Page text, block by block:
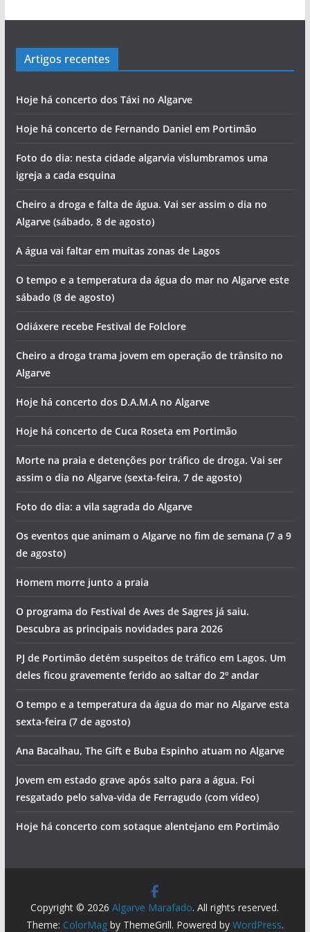
Artigos recentes
Hoje há concerto dos Táxi no Algarve
Hoje há concerto de Fernando Daniel em Portimão
Foto do dia: nesta cidade algarvia vislumbramos uma
igreja a cada esquina
Cheiro a droga e falta de água. Vai ser assim o dia no
Algarve (sábado, 8 de agosto)
A água vai faltar em muitas zonas de Lagos
O tempo e a temperatura da água do mar no Algarve este
sábado (8 de agosto)
Odiáxere recebe Festival de Folclore
Cheiro a droga trama jovem em operação de trânsito no
Algarve
Hoje há concerto dos D.A.M.A no Algarve
Hoje há concerto de Cuca Roseta em Portimão
Morte na praia e detenções por tráfico de droga. Vai ser
assim o dia no Algarve (sexta-feira, 7 de agosto)
Foto do dia: a vila sagrada do Algarve
Os eventos que animam o Algarve no fim de semana (7 a 9
de agosto)
Homem morre junto a praia
O programa do Festival de Aves de Sagres já saiu.
Descubra as principais novidades para 2026
PJ de Portimão detém suspeitos de tráfico em Lagos. Um
deles ficou gravemente ferido ao saltar do 2º andar
O tempo e a temperatura da água do mar no Algarve esta
sexta-feira (7 de agosto)
Ana Bacalhau, The Gift e Buba Espinho atuam no Algarve
Jovem em estado grave após salto para a água. Foi
resgatado pelo salva-vida de Ferragudo (com vídeo)
Hoje há concerto com sotaque alentejano em Portimão
Copyright © 2026Algarve Marafado. All rights reserved.
Theme: ColorMagby ThemeGrill. Powered by WordPress.